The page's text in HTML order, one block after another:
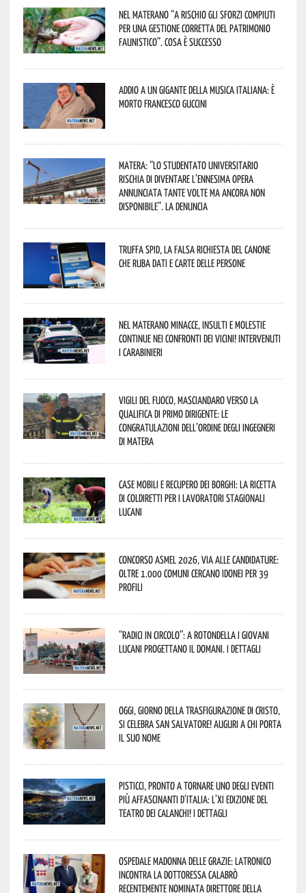
Nel materano “a rischio gli sforzi compiuti
per una gestione corretta del patrimonio
faunistico”. Cosa è successo
Addio a un gigante della musica italiana: è
morto Francesco Guccini
Matera: “Lo studentato universitario
rischia di diventare l’ennesima opera
annunciata tante volte ma ancora non
disponibile”. La denuncia
Truffa Spid, la falsa richiesta del canone
che ruba dati e carte delle persone
Nel materano minacce, insulti e molestie
continue nei confronti dei vicini! Intervenuti
i Carabinieri
Vigili del Fuoco, Masciandaro verso la
qualifica di Primo Dirigente: le
congratulazioni dell’Ordine degli Ingegneri
di Matera
Case mobili e recupero dei borghi: la ricetta
di Coldiretti per i lavoratori stagionali
lucani
Concorso Asmel 2026, via alle candidature:
oltre 1.000 Comuni cercano idonei per 39
profili
“Radici in Circolo”: a Rotondella i giovani
lucani progettano il domani. I dettagli
Oggi, giorno della Trasfigurazione di Cristo,
si celebra San Salvatore! Auguri a chi porta
il suo nome
Pisticci, pronto a tornare uno degli eventi
più affascinanti d’Italia: l’XI edizione del
Teatro dei Calanchi! I dettagli
Ospedale Madonna delle Grazie: Latronico
incontra la dottoressa Calabrò
recentemente nominata Direttore della